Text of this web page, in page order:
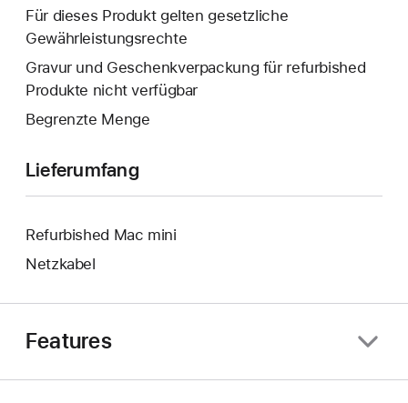
wird
geöffnet.
neues
Fenster
geöffnet.
Für dieses Produkt gelten gesetzliche
Gewährleistungsrechte
Gravur und Geschenkverpackung für refurbished
Produkte nicht verfügbar
Begrenzte Menge
Lieferumfang
Refurbished Mac mini
Netzkabel
Features